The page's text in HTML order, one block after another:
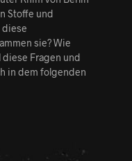
Stoffe und
diese
sie? Wie
Fragen und
in dem folgenden